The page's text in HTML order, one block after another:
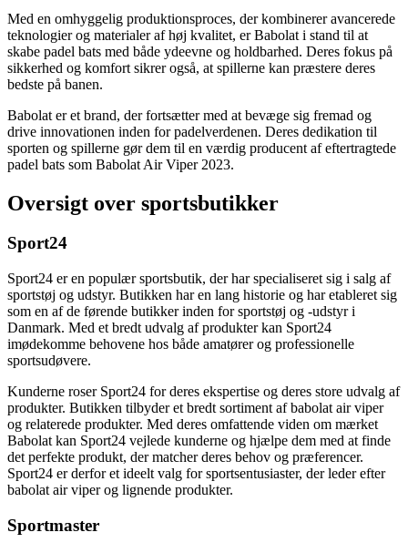
Med en omhyggelig produktionsproces, der kombinerer avancerede
teknologier og materialer af høj kvalitet, er Babolat i stand til at
skabe padel bats med både ydeevne og holdbarhed. Deres fokus på
sikkerhed og komfort sikrer også, at spillerne kan præstere deres
bedste på banen.
Babolat er et brand, der fortsætter med at bevæge sig fremad og
drive innovationen inden for padelverdenen. Deres dedikation til
sporten og spillerne gør dem til en værdig producent af eftertragtede
padel bats som Babolat Air Viper 2023.
Oversigt over sportsbutikker
Sport24
Sport24 er en populær sportsbutik, der har specialiseret sig i salg af
sportstøj og udstyr. Butikken har en lang historie og har etableret sig
som en af de førende butikker inden for sportstøj og -udstyr i
Danmark. Med et bredt udvalg af produkter kan Sport24
imødekomme behovene hos både amatører og professionelle
sportsudøvere.
Kunderne roser Sport24 for deres ekspertise og deres store udvalg af
produkter. Butikken tilbyder et bredt sortiment af babolat air viper
og relaterede produkter. Med deres omfattende viden om mærket
Babolat kan Sport24 vejlede kunderne og hjælpe dem med at finde
det perfekte produkt, der matcher deres behov og præferencer.
Sport24 er derfor et ideelt valg for sportsentusiaster, der leder efter
babolat air viper og lignende produkter.
Sportmaster